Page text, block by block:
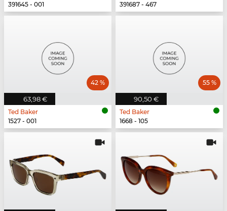
391645 - 001
391687 - 467
63,98 €
42 %
Ted Baker
1527 - 001
90,50 €
55 %
Ted Baker
1668 - 105